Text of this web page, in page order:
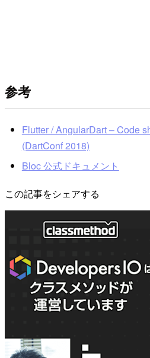
参考
Flutter / AngularDart – Code
(DartConf 2018)
Bloc 公式ドキュメント
この記事をシェアする